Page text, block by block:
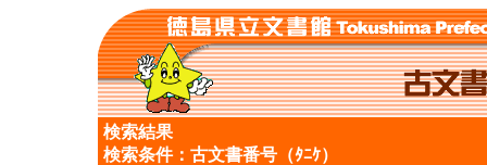
検索結果
検索条件：古文書番号（ﾀﾆｹ）